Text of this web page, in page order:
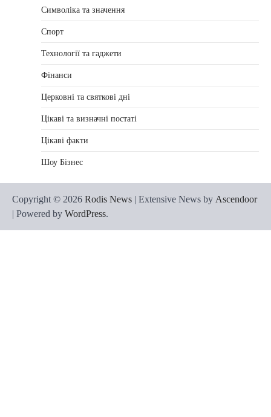
Символіка та значення
Спорт
Технології та гаджети
Фінанси
Церковні та святкові дні
Цікаві та визначні постаті
Цікаві факти
Шоу Бізнес
Copyright © 2026 Rodis News | Extensive News by Ascendoor
| Powered by WordPress.